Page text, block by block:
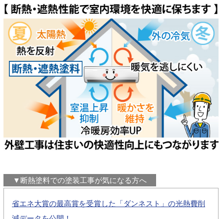
▼断熱塗料での塗装工事が気になる方へ
省エネ大賞の最高賞を受賞した「ダンネスト」の光熱費削